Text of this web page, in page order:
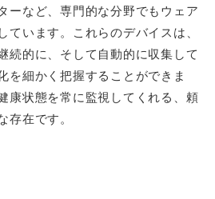
ーなど、専門的な分野でもウェア
ています。これらのデバイスは、
続的に、そして自動的に収集して
を細かく把握することができま
康状態を常に監視してくれる、頼
存在です。